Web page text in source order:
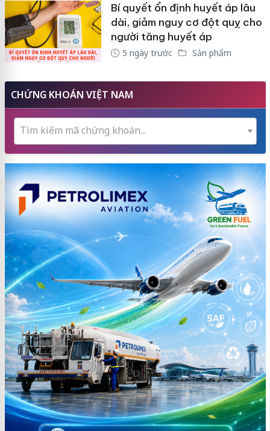
Bí quyết ổn định huyết áp lâu
dài, giảm nguy cơ đột quỵ cho
người tăng huyết áp
5 ngày trước Sản phẩm
CHỨNG KHOÁN VIỆT NAM
Tìm kiếm mã chứng khoán...